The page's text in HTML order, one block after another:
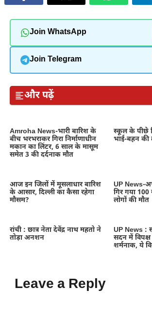
Join WhatsApp
Join Telegram
और पढ़ें
Amroha News-भारी बारिश के
बीच भरभराकर गिरा निर्माणाधीन
मकान का लिंटर, 6 साल के मासूम
समेत 3 की दर्दनाक मौत
स्कूल के पीछे
भाई-बहन की
आज इन जिलों में मूसलाधार बारिश
के आसार, दिल्ली का कैसा रहेगा
मौसम?
UP News-
गिर गया
लोगों की मौत
रांची : छात्र नेता देवेंद्र नाथ महतो ने
तोड़ा अनशन
UP News :
सदन में
शर्मनाक, ये
Leave a Reply